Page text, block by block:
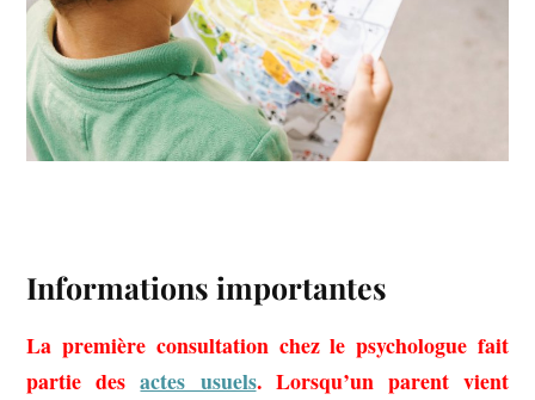
Informations importantes
La première consultation chez le psychologue fait
partie desactes usuels. Lorsqu’un parent vient